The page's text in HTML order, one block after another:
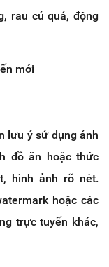
rau củ quả, động
mới
lưu ý sử dụng ảnh
đồ ăn hoặc thức
hình ảnh rõ nét.
hoặc các
trực tuyến khác,